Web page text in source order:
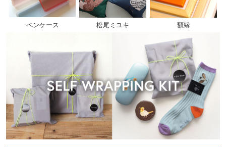
ペンケース 松尾ミユキ 額縁